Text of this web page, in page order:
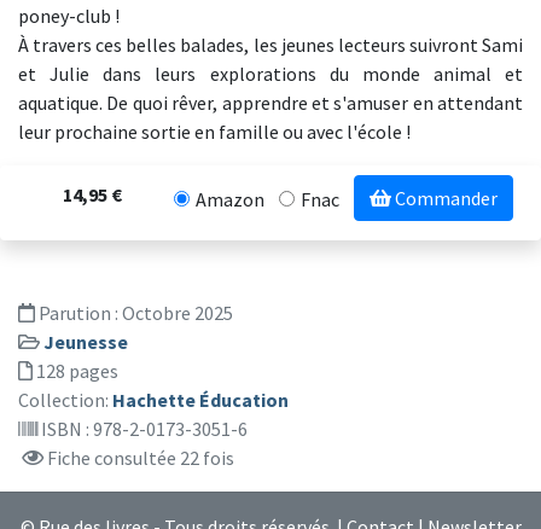
poney-club !
À travers ces belles balades, les jeunes lecteurs suivront Sami
et Julie dans leurs explorations du monde animal et
aquatique. De quoi rêver, apprendre et s'amuser en attendant
leur prochaine sortie en famille ou avec l'école !
14,95 € Amazon Fnac Commander
Parution : Octobre 2025
Jeunesse
128 pages
Collection: Hachette Éducation
ISBN : 978-2-0173-3051-6
Fiche consultée 22 fois